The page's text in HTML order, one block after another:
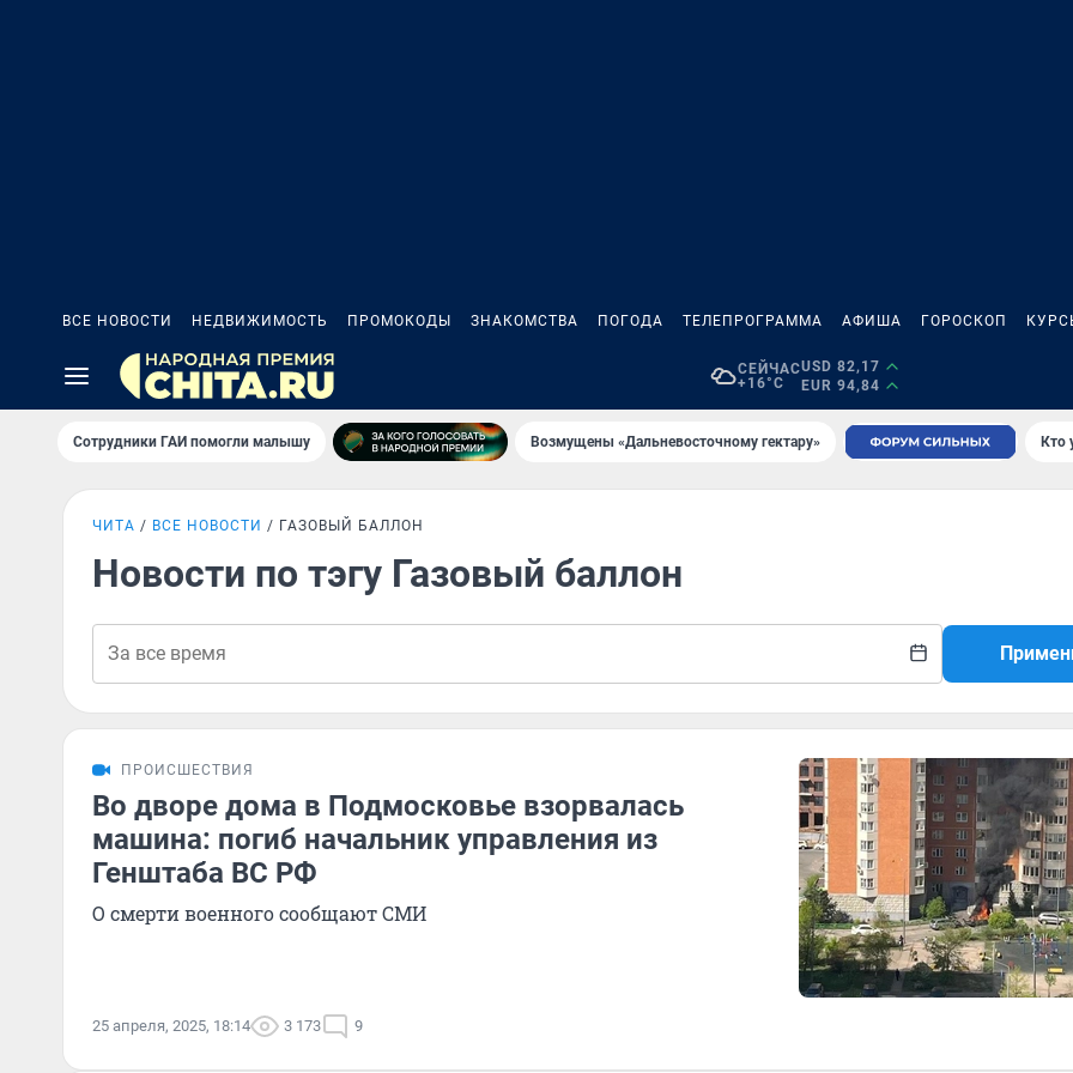
ВСЕ НОВОСТИ НЕДВИЖИМОСТЬ ПРОМОКОДЫ ЗНАКОМСТВА ПОГОДА ТЕЛЕПРОГРАММА АФИША ГОРОСКОП
СЕЙЧАС
+16°C
USD 82,17
EUR 94,84
Сотрудники ГАИ помогли малышу Возмущены «Дальневосточному гектару» Кто
ЧИТА ВСЕ НОВОСТИ ГАЗОВЫЙ БАЛЛОН
Новости по тэгу Газовый баллон
ПРОИСШЕСТВИЯ
Во дворе дома в Подмосковье взорвалась
машина: погиб начальник управления из
Генштаба ВС РФ
О смерти военного сообщают СМИ
25 апреля, 2025, 18:14 3 173 9